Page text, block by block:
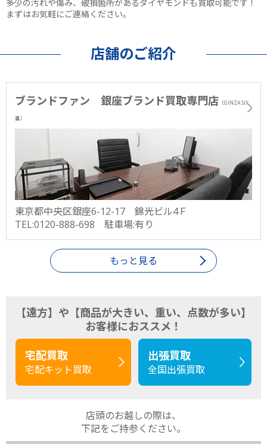
多少の汚れや傷み、破損箇所があるダイヤモンドも買取可能です！
まずはお気軽にご連絡ください。
店舗のご紹介
ブランドファン 銀座ブランド買取専門店 （GINZA SIX
裏）
東京都中央区銀座6-12-17 錦光ビル4Ｆ
TEL:0120-888-698 駐車場:有り
もっと見る
【遠方】や【商品が大きい、重い、点数が多い】
お客様におススメ！
宅配買取
宅配キット買取
出張買取
全国出張買取
店頭のお越しの際は、
下記をご持参ください。